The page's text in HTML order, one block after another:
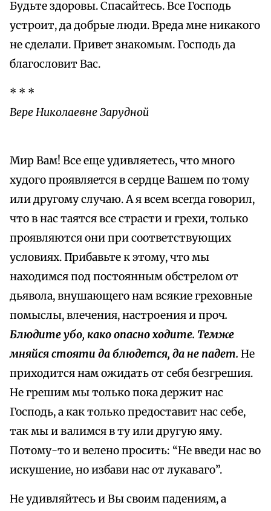
Будьте здоровы. Спасайтесь. Все Господь
устроит, да добрые люди. Вреда мне никакого
не сделали. Привет знакомым. Господь да
благословит Вас.
* * *
Вере Николаевне Зарудной
Мир Вам! Все еще удивляетесь, что много
худого проявляется в сердце Вашем по тому
или другому случаю. А я всем всегда говорил,
что в нас таятся все страсти и грехи, только
проявляются они при соответствующих
условиях. Прибавьте к этому, что мы
находимся под постоянным обстрелом от
дьявола, внушающего нам всякие греховные
помыслы, влечения, настроения и проч.
Блюдите убо, како опасно ходите. Темже
мняйся стояти да блюдется, да не падет. Не
приходится нам ожидать от себя безгрешия.
Не грешим мы только пока держит нас
Господь, а как только предоставит нас себе,
так мы и валимся в ту или другую яму.
Потому-то и велено просить: “Не введи нас во
искушение, но избави нас от лукаваго”.
Не удивляйтесь и Вы своим падениям, а